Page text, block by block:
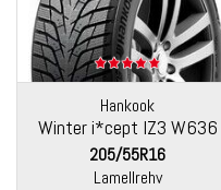
Hankook
Winter i*cept IZ3 W636
205/55R16
Lamellrehv